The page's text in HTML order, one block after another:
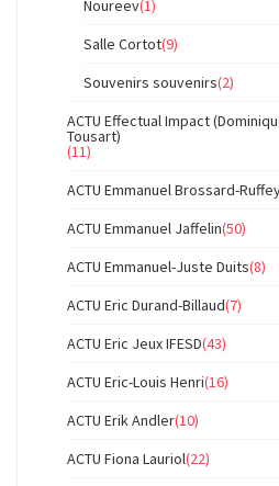
Noureev(1)
Salle Cortot(9)
Souvenirs souvenirs(2)
ACTU Effectual Impact
Tousart)
(11)
ACTU Emmanuel Brossard-
ACTU Emmanuel Jaffelin(50)
ACTU Emmanuel-Juste Duits(8)
ACTU Eric Durand-Billaud(7)
ACTU Eric Jeux IFESD(43)
ACTU Eric-Louis Henri(16)
ACTU Erik Andler(10)
ACTU Fiona Lauriol(22)